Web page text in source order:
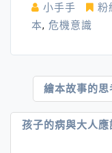
小手手 粉
本, 危機意識
章
繪本故事的
孩子的病與大人